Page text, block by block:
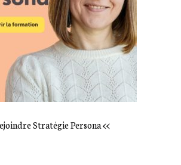
Stratégie Persona <<